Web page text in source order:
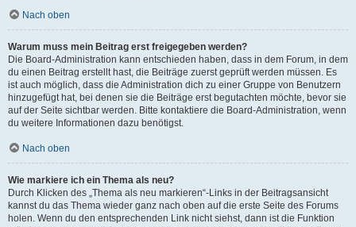
Nach oben
Warum muss mein Beitrag erst freigegeben werden?
Die Board-Administration kann entschieden haben, dass in dem Forum, in dem
du einen Beitrag erstellt hast, die Beiträge zuerst geprüft werden müssen. Es
ist auch möglich, dass die Administration dich zu einer Gruppe von Benutzern
hinzugefügt hat, bei denen sie die Beiträge erst begutachten möchte, bevor sie
auf der Seite sichtbar werden. Bitte kontaktiere die Board-Administration, wenn
du weitere Informationen dazu benötigst.
Nach oben
Wie markiere ich ein Thema als neu?
Durch Klicken des „Thema als neu markieren“-Links in der Beitragsansicht
kannst du das Thema wieder ganz nach oben auf die erste Seite des Forums
holen. Wenn du den entsprechenden Link nicht siehst, dann ist die Funktion